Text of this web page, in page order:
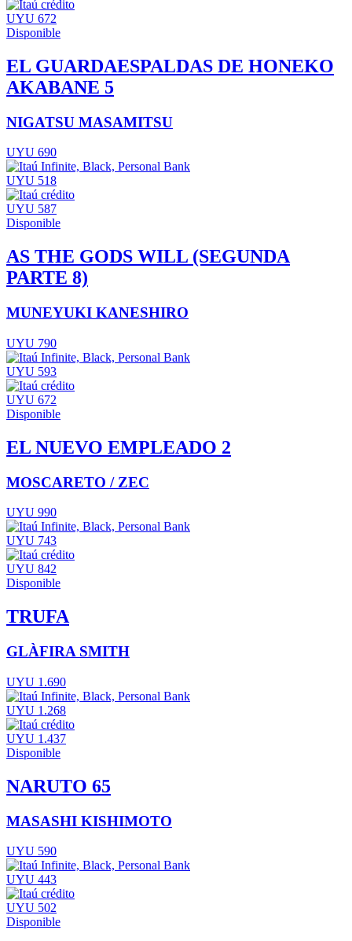
UYU 672
Disponible
EL GUARDAESPALDAS DE HONEKO
AKABANE 5
NIGATSU MASAMITSU
UYU 690
UYU 518
UYU 587
Disponible
AS THE GODS WILL (SEGUNDA
PARTE 8)
MUNEYUKI KANESHIRO
UYU 790
UYU 593
UYU 672
Disponible
EL NUEVO EMPLEADO 2
MOSCARETO / ZEC
UYU 990
UYU 743
UYU 842
Disponible
TRUFA
GLÀFIRA SMITH
UYU 1.690
UYU 1.268
UYU 1.437
Disponible
NARUTO 65
MASASHI KISHIMOTO
UYU 590
UYU 443
UYU 502
Disponible